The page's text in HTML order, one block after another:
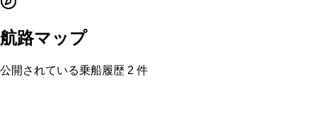
航路マップ
公開されている乗船履歴 2 件